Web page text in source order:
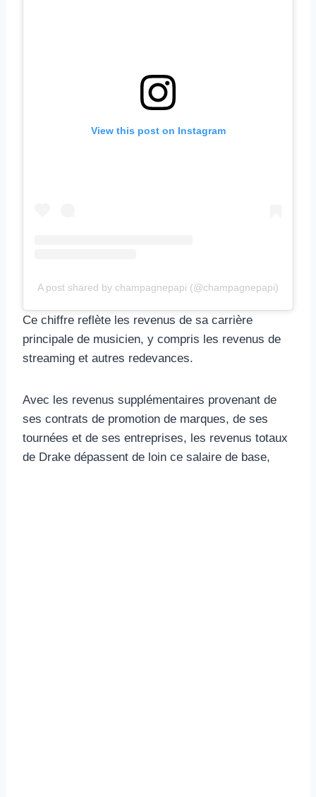
View this post on Instagram
A post shared by champagnepapi (@champagnepapi)
Ce chiffre reflète les revenus de sa carrière
principale de musicien, y compris les revenus de
streaming et autres redevances.
Avec les revenus supplémentaires provenant de
ses contrats de promotion de marques, de ses
tournées et de ses entreprises, les revenus totaux
de Drake dépassent de loin ce salaire de base,